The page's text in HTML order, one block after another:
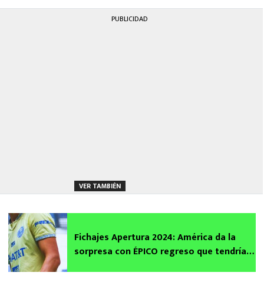
PUBLICIDAD
VER TAMBIÉN
Fichajes Apertura 2024: América da la
sorpresa con ÉPICO regreso que tendría